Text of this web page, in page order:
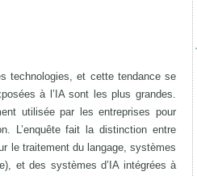
technologies, et cette tendance se
à l’IA sont les plus grandes.
utilisée par les entreprises pour
L’enquête fait la distinction entre
le traitement du langage, systèmes
et des systèmes d’IA intégrées à